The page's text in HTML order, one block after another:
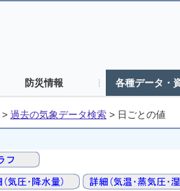
防災情報 各種データ・
> 過去の気象データ検索 > 日ごとの値